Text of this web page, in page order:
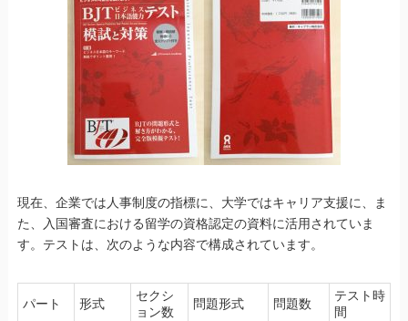
現在、企業では人事制度の指標に、大学ではキャリア支援に、ま
た、入国審査における留学の資格認定の資料に活用されていま
す。テストは、次のような内容で構成されています。
パート 形式
セクシ
ョン数
問題形式 問題数
テスト時
間